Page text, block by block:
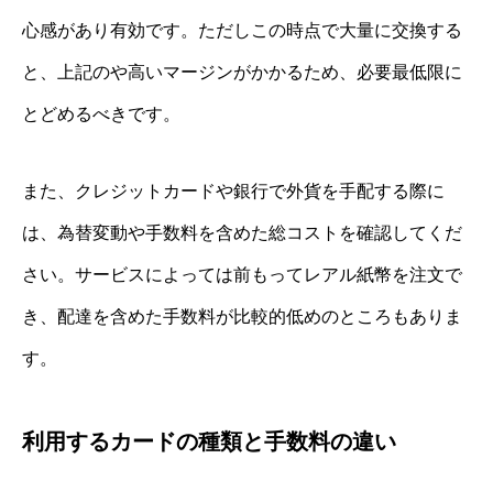
心感があり有効です。ただしこの時点で大量に交換する
と、上記のや高いマージンがかかるため、必要最低限に
とどめるべきです。
また、クレジットカードや銀行で外貨を手配する際に
は、為替変動や手数料を含めた総コストを確認してくだ
さい。サービスによっては前もってレアル紙幣を注文で
き、配達を含めた手数料が比較的低めのところもありま
す。
利用するカードの種類と手数料の違い